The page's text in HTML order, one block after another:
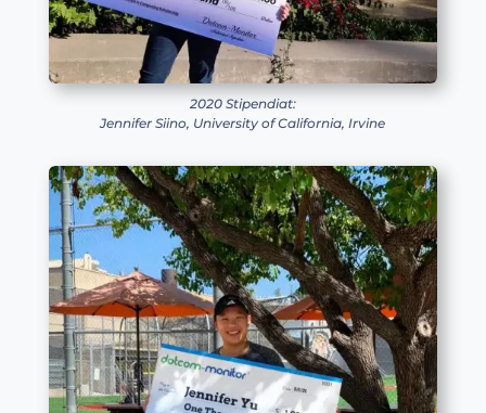
2020 Stipendiat:
Jennifer Siino, University of California, Irvine